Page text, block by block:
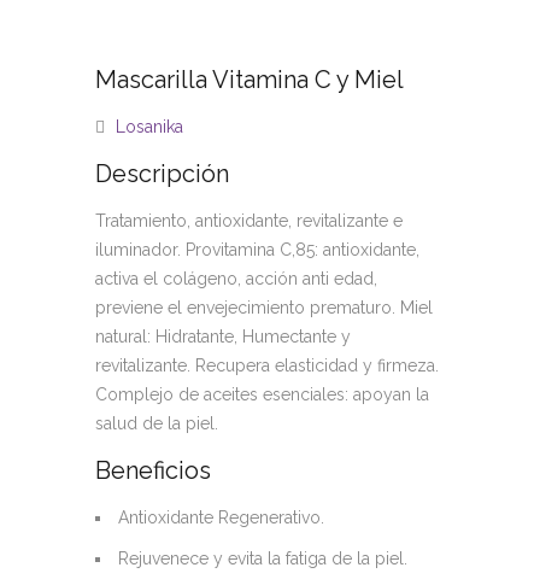
Mascarilla Vitamina C y Miel
Losanika
Descripción
Tratamiento, antioxidante, revitalizante e
iluminador. Provitamina C,85: antioxidante,
activa el colágeno, acción anti edad,
previene el envejecimiento prematuro. Miel
natural: Hidratante, Humectante y
revitalizante. Recupera elasticidad y firmeza.
Complejo de aceites esenciales: apoyan la
salud de la piel.
Beneficios
Antioxidante Regenerativo.
Rejuvenece y evita la fatiga de la piel.